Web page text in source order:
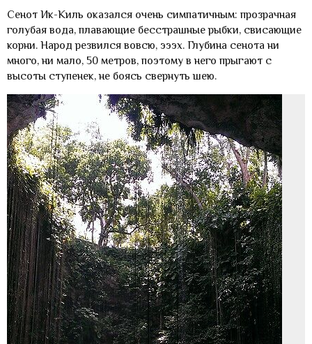
Сенот Ик-Киль оказался очень симпатичным: прозрачная
голубая вода, плавающие бесстрашные рыбки, свисающие
корни. Народ резвился вовсю, эээх. Глубина сенота ни
много, ни мало, 50 метров, поэтому в него прыгают с
высоты ступенек, не боясь свернуть шею.